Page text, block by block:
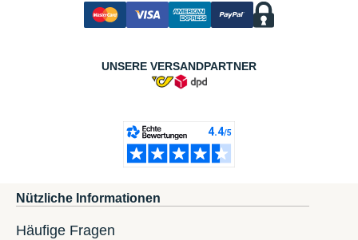
UNSERE VERSANDPARTNER
Nützliche Informationen
Häufige Fragen